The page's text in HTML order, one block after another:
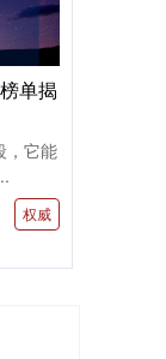
单揭
，它能
权威